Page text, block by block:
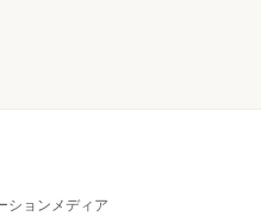
ションメディア